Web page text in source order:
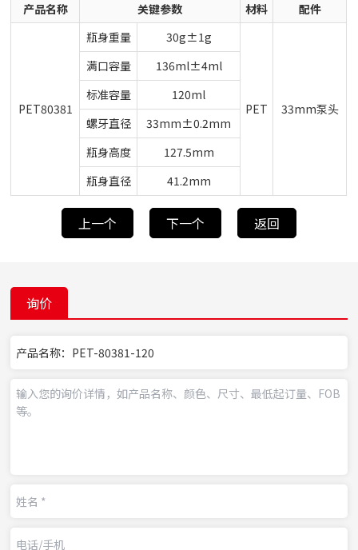
产品名称 关键参数 材料 配件
PET80381
瓶身重量 30g±1g
PET 33mm泵头
满口容量
136ml±4ml
标准容量
120ml
螺牙直径
33mm±0.2mm
瓶身高度
127.5mm
瓶身直径
41.2mm
上一个 下一个 返回
询价